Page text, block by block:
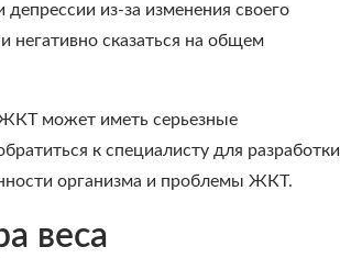
из-за изменения своего
сказаться на общем
может иметь серьезные
к специалисту для разработки
организма и проблемы ЖКТ.
веса